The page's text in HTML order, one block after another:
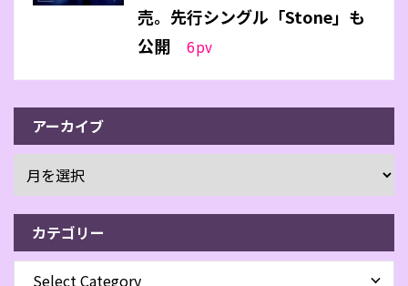
売。先行シングル「Stone」も
公開
6pv
アーカイブ
カテゴリー